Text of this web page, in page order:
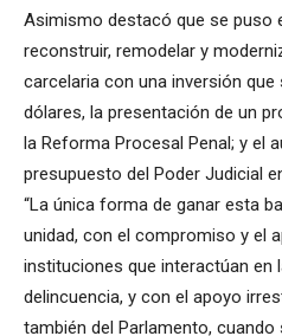
Asimismo destacó que se puso
reconstruir, remodelar y
carcelaria con una inversión
dólares, la presentación de un
la Reforma Procesal Penal; y el
presupuesto del Poder Judicial
“La única forma de ganar esta
unidad, con el compromiso y el
instituciones que interactúan en
delincuencia, y con el apoyo
también del Parlamento, cuando